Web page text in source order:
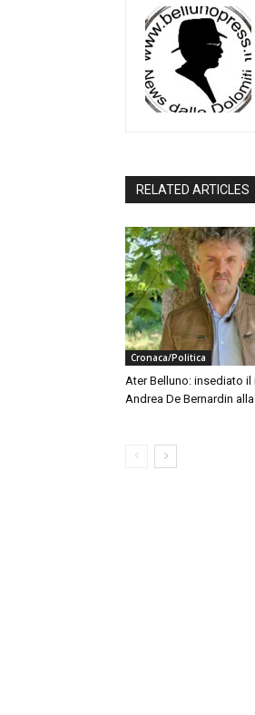
RELATED ARTICLES
Cronaca/Politica
Ater Belluno: insediato il
Andrea De Bernardin